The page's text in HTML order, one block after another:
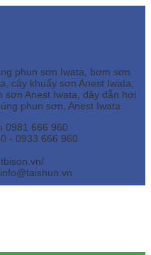
phun sơn Iwata, bơm sơn
cây khuấy sơn Anest Iwata,
sơn Anest Iwata, dây dẫn hơi
phun sơn, Anest Iwata
0981 666 960
- 0933 666 960
info@taishun.vn